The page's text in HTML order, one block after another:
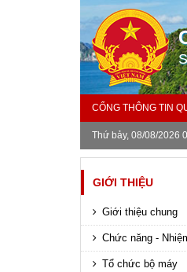
CỔNG THÔNG TIN
Thứ bảy, 08/08/2026
GIỚI THIỆU
Giới thiệu chung
Chức năng -
Tổ chức bộ máy